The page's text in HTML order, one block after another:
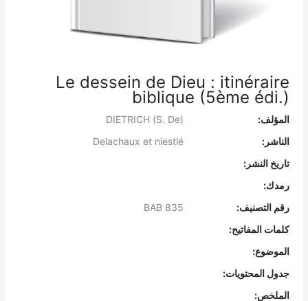
Le dessein de Dieu : itinéraire
biblique (5ème édi.)
المؤلف:
الناشر:
Delachaux et niestlé
تاريخ النشر:
رمدك:
رقم التصنيف:
كلمات المفاتيح:
الموضوع:
جدول المحتويات:
الملخص: